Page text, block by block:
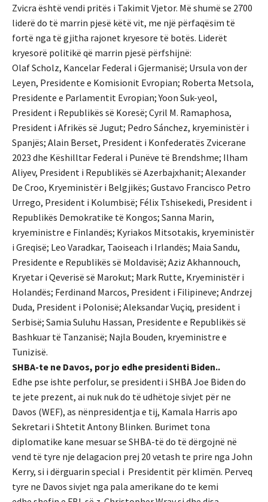
Zvicra është vendi pritës i Takimit Vjetor. Më shumë se 2700
liderë do të marrin pjesë këtë vit, me një përfaqësim të
fortë nga të gjitha rajonet kryesore të botës. Liderët
kryesorë politikë që marrin pjesë përfshijnë:
Olaf Scholz, Kancelar Federal i Gjermanisë; Ursula von der
Leyen, Presidente e Komisionit Evropian; Roberta Metsola,
Presidente e Parlamentit Evropian; Yoon Suk-yeol,
President i Republikës së Koresë; Cyril M. Ramaphosa,
President i Afrikës së Jugut; Pedro Sánchez, kryeministër i
Spanjës; Alain Berset, President i Konfederatës Zvicerane
2023 dhe Këshilltar Federal i Punëve të Brendshme; Ilham
Aliyev, President i Republikës së Azerbajxhanit; Alexander
De Croo, Kryeministër i Belgjikës; Gustavo Francisco Petro
Urrego, President i Kolumbisë; Félix Tshisekedi, President i
Republikës Demokratike të Kongos; Sanna Marin,
kryeministre e Finlandës; Kyriakos Mitsotakis, kryeministër
i Greqisë; Leo Varadkar, Taoiseach i Irlandës; Maia Sandu,
Presidente e Republikës së Moldavisë; Aziz Akhannouch,
Kryetar i Qeverisë së Marokut; Mark Rutte, Kryeministër i
Holandës; Ferdinand Marcos, President i Filipineve; Andrzej
Duda, President i Polonisë; Aleksandar Vuçiq, president i
Serbisë; Samia Suluhu Hassan, Presidente e Republikës së
Bashkuar të Tanzanisë; Najla Bouden, kryeministre e
Tunizisë.
SHBA-te ne Davos, por jo edhe presidenti Biden..
Edhe pse ishte perfolur, se presidenti i SHBA Joe Biden do
te jete prezent, ai nuk nuk do të udhëtoje sivjet për ne
Davos (WEF), as nënpresidentja e tij, Kamala Harris apo
Sekretari i Shtetit Antony Blinken. Burimet tona
diplomatike kane mesuar se SHBA-të do të dërgojnë në
vend të tyre nje delagacion prej 20 vetash te prire nga John
Kerry, si i dërguarin special i Presidentit për klimën. Perveq
tyre ne Davos sivjet nga pala amerikane do te kemi